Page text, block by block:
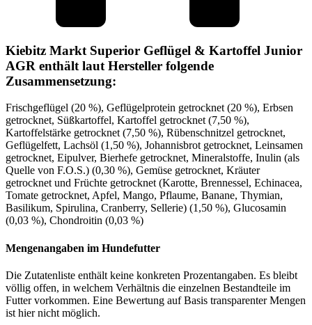
Kiebitz Markt Superior Geflügel & Kartoffel Junior
AGR enthält laut Hersteller folgende
Zusammensetzung:
Frischgeflügel (20 %), Geflügelprotein getrocknet (20 %), Erbsen
getrocknet, Süßkartoffel, Kartoffel getrocknet (7,50 %),
Kartoffelstärke getrocknet (7,50 %), Rübenschnitzel getrocknet,
Geflügelfett, Lachsöl (1,50 %), Johannisbrot getrocknet, Leinsamen
getrocknet, Eipulver, Bierhefe getrocknet, Mineralstoffe, Inulin (als
Quelle von F.O.S.) (0,30 %), Gemüse getrocknet, Kräuter
getrocknet und Früchte getrocknet (Karotte, Brennessel, Echinacea,
Tomate getrocknet, Apfel, Mango, Pflaume, Banane, Thymian,
Basilikum, Spirulina, Cranberry, Sellerie) (1,50 %), Glucosamin
(0,03 %), Chondroitin (0,03 %)
Mengenangaben im Hundefutter
Die Zutatenliste enthält keine konkreten Prozentangaben. Es bleibt
völlig offen, in welchem Verhältnis die einzelnen Bestandteile im
Futter vorkommen. Eine Bewertung auf Basis transparenter Mengen
ist hier nicht möglich.